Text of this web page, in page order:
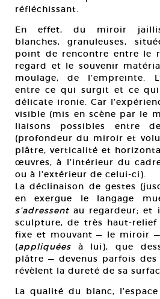
réfléchissant.
En effet, du miroir
blanches, granuleuses,
point de rencontre entre le
regard et le souvenir
moulage, de l’empreinte.
entre ce qui surgit et ce qui
délicate ironie. Car
visible (mis en scène par le
liaisons possibles entre
(profondeur du miroir et
plâtre, verticalité et
œuvres, à l’intérieur du
ou à l’extérieur de celui-ci).
La déclinaison de gestes
en exergue le langage
s’adressent au regardeur; et
sculpture, de très haut-
fixe et mouvant — le miroir
(appliquées à lui), que
plâtre — devenus parfois
révèlent la dureté de sa
La qualité du blanc,